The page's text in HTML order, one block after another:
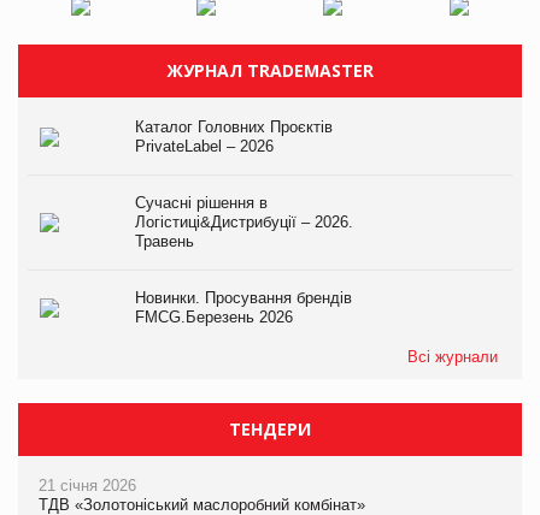
ЖУРНАЛ TRADEMASTER
Каталог Головних Проєктів
PrivateLabel – 2026
Сучасні рішення в
Логістиці&Дистрибуції – 2026.
Травень
Новинки. Просування брендів
FMCG.Березень 2026
Всі журнали
ТЕНДЕРИ
21 січня 2026
ТДВ «Золотоніський маслоробний комбінат»